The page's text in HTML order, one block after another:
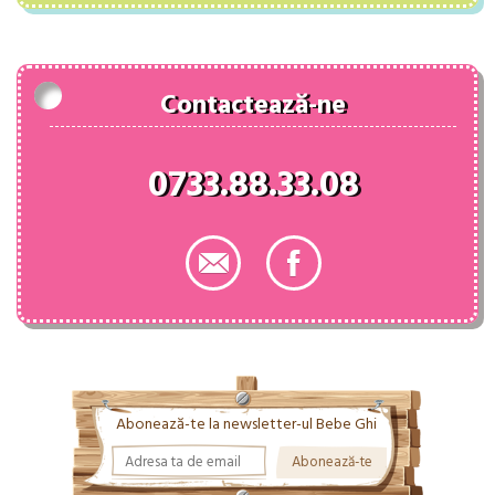
fost:
125.00 lei.
Contactează-ne
0733.88.33.08
Abonează-te la newsletter-ul Bebe Ghi